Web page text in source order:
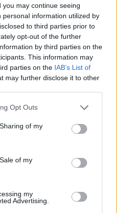
may continue seeing
information utilized by
to third parties prior to
opt-out of the further
by third parties on the
This information may
parties on the IAB’s List of
may further disclose it to other
app uses one or more Google
behaviour. You may click to
and its third-party tags to
purposes in below Google
Opt Outs
of my
of my
my
Advertising.
den Direktflug Budapest-
des Ungarischen
dass die Zahl der
zu 2020 um 79%
hinter den Zahlen von
Beschränkungen des
#reisen
Required fields are marked*